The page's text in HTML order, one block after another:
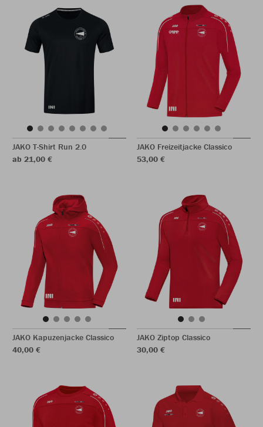
JAKO T-Shirt Run 2.0
ab 21,00 €
JAKO Freizeitjacke Classico
53,00 €
JAKO Kapuzenjacke Classico
40,00 €
JAKO Ziptop Classico
30,00 €